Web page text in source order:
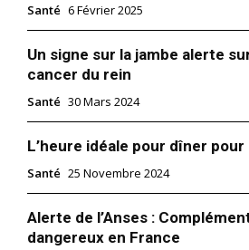
Santé 6 Février 2025
Un signe sur la jambe alerte
cancer du rein
Santé 30 Mars 2024
L’heure idéale pour dîner
Santé 25 Novembre 2024
Alerte de l’Anses :
dangereux en France